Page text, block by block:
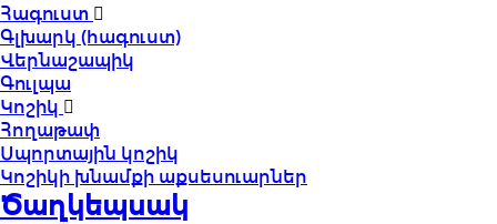
Հագուստ
Գլխարկ (հագուստ)
Վերնաշապիկ
Գուլպա
Կոշիկ
Հողաթափ
Սպորտային կոշիկ
Կոշիկի խնամքի աքսեսուարներ
Ծաղկեպսակ